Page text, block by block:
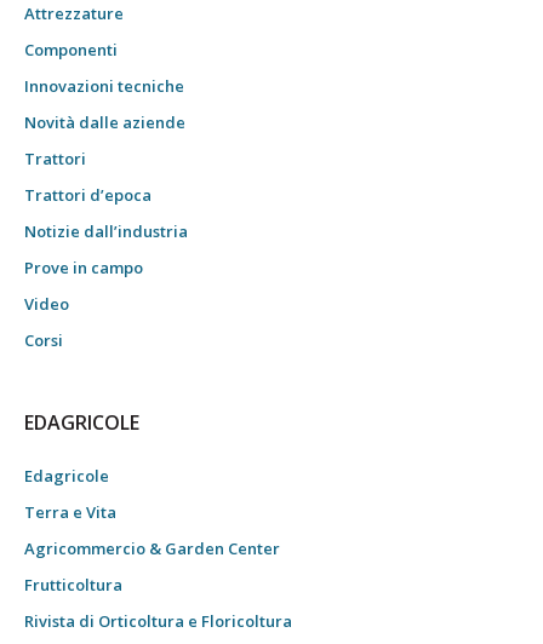
Attrezzature
Componenti
Innovazioni tecniche
Novità dalle aziende
Trattori
Trattori d’epoca
Notizie dall’industria
Prove in campo
Video
Corsi
EDAGRICOLE
Edagricole
Terra e Vita
Agricommercio & Garden Center
Frutticoltura
Rivista di Orticoltura e Floricoltura